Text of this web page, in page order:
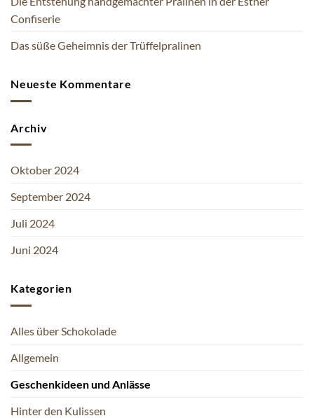
Confiserie
Das süße Geheimnis der Trüffelpralinen
Neueste Kommentare
Archiv
Oktober 2024
September 2024
Juli 2024
Juni 2024
Kategorien
Alles über Schokolade
Allgemein
Geschenkideen und Anlässe
Hinter den Kulissen